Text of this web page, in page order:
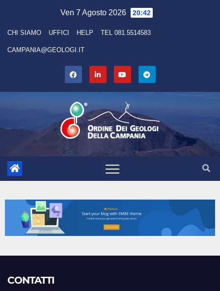
Ven 7 Agosto 2026 20:42
CHI SIAMO UFFICI HELP TEL 081.5514583
CAMPANIA@GEOLOGI.IT
CONTATTI